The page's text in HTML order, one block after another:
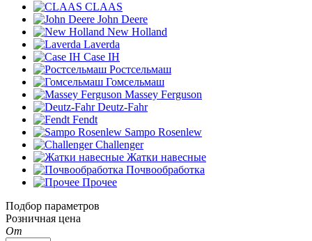
CLAAS
John Deere
New Holland
Laverda
Case IH
Ростсельмаш
Гомсельмаш
Massey Ferguson
Deutz-Fahr
Fendt
Sampo Rosenlew
Challenger
Жатки навесные
Почвообработка
Прочее
Подбор параметров
Розничная цена
От